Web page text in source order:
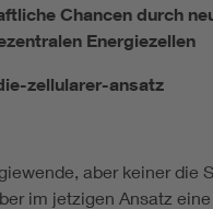
Chancen durch
Energiezellen
zellularer-ansatz
aber keiner die
im jetzigen Ansatz